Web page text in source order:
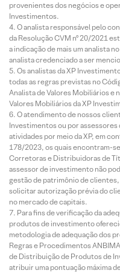
provenientes dos negócios e
Investimentos.
O analista responsável pelo
da Resolução CVM nº 20/2021
a indicação de mais um analista
analista credenciado a ser
Os analistas da XP
todas as regras previstas no
Analista de Valores Mobiliários e
Valores Mobiliários da XP
O atendimento de nossos
Investimentos ou por
atividades por meio da XP, em
178/2023, os quais encontram-
Corretoras e Distribuidoras de
assessor de investimento não
gestão de patrimônio de
solicitar autorização prévia do
no mercado de capitais.
Para fins de verificação da
produtos de investimento
metodologia de adequação dos
Regras e Procedimentos
de Distribuição de Produtos de
atribuir uma pontuação máxima